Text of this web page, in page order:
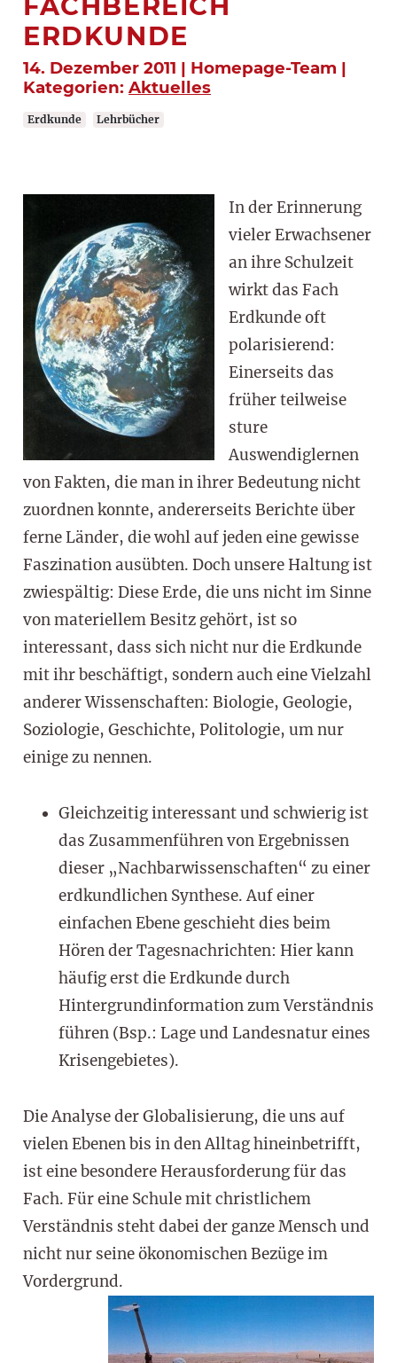
ERDKUNDE
14. Dezember 2011 | Homepage-Team |
Kategorien: Aktuelles
Erdkunde Lehrbücher
In der Erinnerung
vieler Erwachsener
an ihre Schulzeit
wirkt das Fach
Erdkunde oft
polarisierend:
Einerseits das
früher teilweise
sture
Auswendiglernen
von Fakten, die man in ihrer Bedeutung nicht
zuordnen konnte, andererseits Berichte über
ferne Länder, die wohl auf jeden eine gewisse
Faszination ausübten. Doch unsere Haltung ist
zwiespältig: Diese Erde, die uns nicht im Sinne
von materiellem Besitz gehört, ist so
interessant, dass sich nicht nur die Erdkunde
mit ihr beschäftigt, sondern auch eine Vielzahl
anderer Wissenschaften: Biologie, Geologie,
Soziologie, Geschichte, Politologie, um nur
einige zu nennen.
Gleichzeitig interessant und schwierig ist
das Zusammenführen von Ergebnissen
dieser „Nachbarwissenschaften“ zu einer
erdkundlichen Synthese. Auf einer
einfachen Ebene geschieht dies beim
Hören der Tagesnachrichten: Hier kann
häufig erst die Erdkunde durch
Hintergrundinformation zum Verständnis
führen (Bsp.: Lage und Landesnatur eines
Krisengebietes).
Die Analyse der Globalisierung, die uns auf
vielen Ebenen bis in den Alltag hineinbetrifft,
ist eine besondere Herausforderung für das
Fach. Für eine Schule mit christlichem
Verständnis steht dabei der ganze Mensch und
nicht nur seine ökonomischen Bezüge im
Vordergrund.